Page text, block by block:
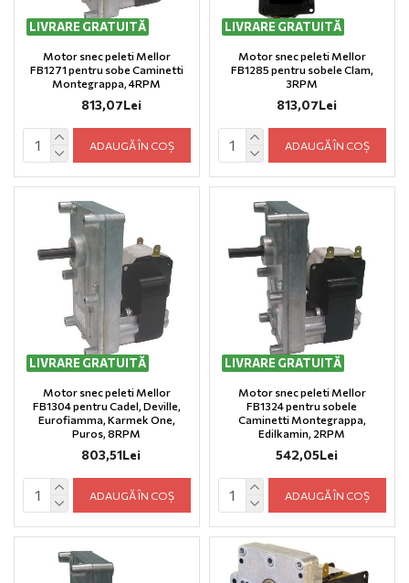
LIVRARE GRATUITĂ
Motor snec peleti Mellor
FB1271 pentru sobe Caminetti
Montegrappa, 4RPM
813,07Lei
ADAUGĂ ÎN COȘ
LIVRARE GRATUITĂ
Motor snec peleti Mellor
FB1285 pentru sobele Clam,
3RPM
813,07Lei
ADAUGĂ ÎN COȘ
LIVRARE GRATUITĂ
Motor snec peleti Mellor
FB1304 pentru Cadel, Deville,
Eurofiamma, Karmek One,
Puros, 8RPM
803,51Lei
ADAUGĂ ÎN COȘ
LIVRARE GRATUITĂ
Motor snec peleti Mellor
FB1324 pentru sobele
Caminetti Montegrappa,
Edilkamin, 2RPM
542,05Lei
ADAUGĂ ÎN COȘ